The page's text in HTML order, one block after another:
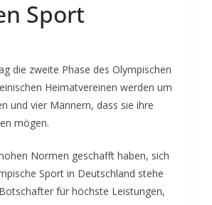
Sport
die zweite Phase des Olympischen
Heimatvereinen werden um
und vier Männern, dass sie ihre
mögen.
Normen geschafft haben, sich
Sport in Deutschland stehe
für höchste Leistungen,